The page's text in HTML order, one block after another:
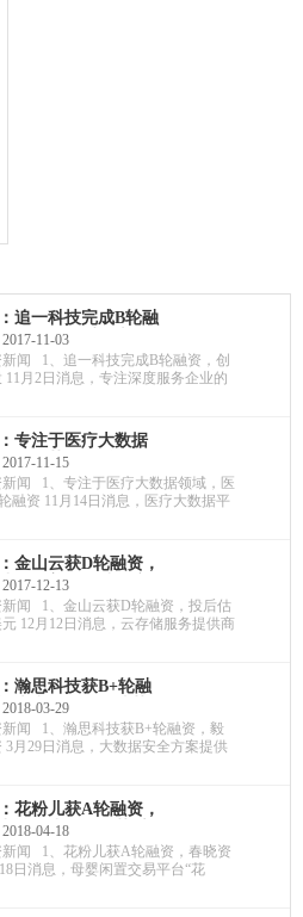
追一科技完成B轮融
场领投；手握上百
艾漫获千万投资；
战略融资，毅达基
11-03
闻 1、追一科技完成B轮融资，创
11月2日消息，专注深度服务企业的
专注于医疗大数据
数据获B轮融资；无
万投资，投后估值
；安晟医疗获A轮融
11-15
闻 1、专注于医疗大数据领域，医
融资 11月14日消息，医疗大数据平
金山云获D轮融资，
19亿美元；瑞华康
资，专注大数据开
课获A轮融资，腾讯
12-13
闻 1、金山云获D轮融资，投后估
12月12日消息，云存储服务提供商
瀚思科技获B+轮融
本出资；奥琦玮获
用于扩大企业规
技获A轮融资，云锋
03-29
闻 1、瀚思科技获B+轮融资，毅
3月29日消息，大数据安全方案提供
花粉儿获A轮融资，
资；小象互娱获千
值3亿元；众趣科技
，用于产品研发
04-18
闻 1、花粉儿获A轮融资，春晓资
日消息，母婴闲置交易平台“花